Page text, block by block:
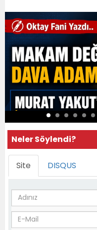
Neler Söylendi?
Site DISQUS